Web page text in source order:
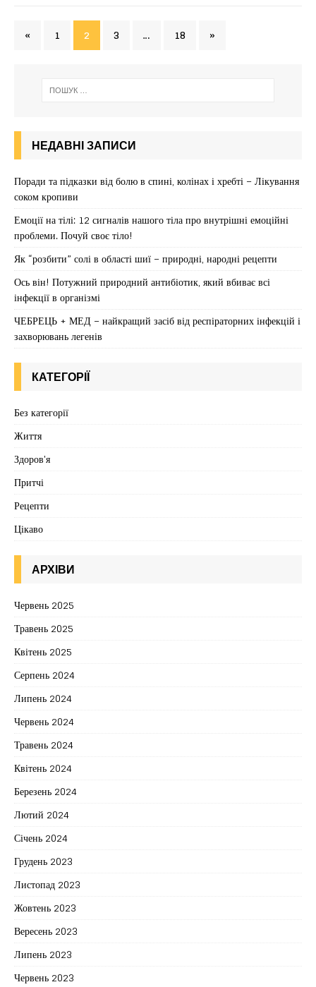
« 1 2 3 … 18 »
НЕДАВНІ ЗАПИСИ
Поради та підказки від болю в спині, колінах і хребті – Лікування
соком кропиви
Емоції на тілі: 12 сигналів нашого тіла про внутрішні емоційні
проблеми. Почуй своє тіло!
Як “розбити” солі в області шиї – природні, народні рецепти
Ось він! Потужний природний антибіотик, який вбиває всі
інфекції в організмі
ЧЕБРЕЦЬ + МЕД – найкращий засіб від респіраторних інфекцій і
захворювань легенів
КАТЕГОРІЇ
Без категорії
Життя
Здоров'я
Притчі
Рецепти
Цікаво
АРХІВИ
Червень 2025
Травень 2025
Квітень 2025
Серпень 2024
Липень 2024
Червень 2024
Травень 2024
Квітень 2024
Березень 2024
Лютий 2024
Січень 2024
Грудень 2023
Листопад 2023
Жовтень 2023
Вересень 2023
Липень 2023
Червень 2023